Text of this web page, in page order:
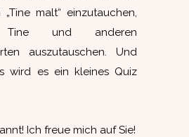
malt“ einzutauchen,
und anderen
auszutauschen. Und
wird es ein kleines Quiz
Ich freue mich auf Sie!